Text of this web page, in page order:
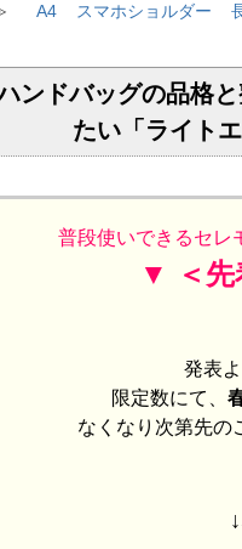
≫ A4 スマホショルダー
ンドバッグの品格
たい「ライト
普段使いできるセレ
▼ ＜先
発表
限定数にて、
なくなり次第先の